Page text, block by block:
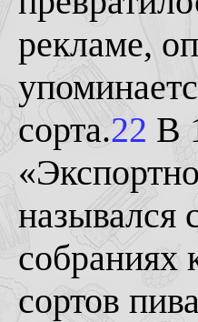
рекламе,
сорта.22 В
назывался
собраниях
сортов